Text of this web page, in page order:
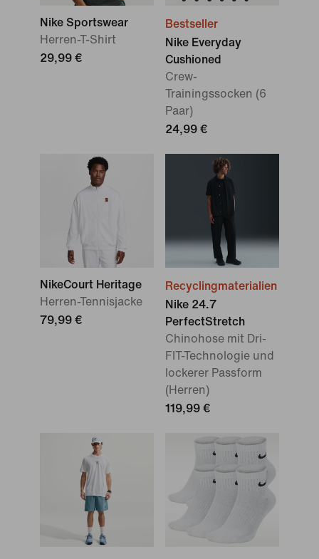
Nike Sportswear
Herren-T-Shirt
29,99 €
Bestseller
Nike Everyday
Cushioned
Crew-
Trainingssocken (6
Paar)
24,99 €
NikeCourt Heritage
Herren-Tennisjacke
79,99 €
Recyclingmaterialien
Nike 24.7
PerfectStretch
Chinohose mit Dri-
FIT-Technologie und
lockerer Passform
(Herren)
119,99 €